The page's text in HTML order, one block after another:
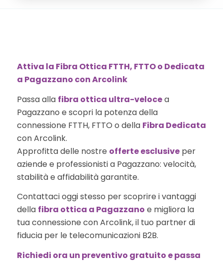
Attiva la Fibra Ottica FTTH, FTTO o Dedicata
a Pagazzano con Arcolink
Passa alla fibra ottica ultra-velocea
Pagazzano e scopri la potenza della
connessione FTTH, FTTO o della Fibra Dedicata
con Arcolink.
Approfitta delle nostre offerte esclusiveper
aziende e professionisti a Pagazzano: velocità,
stabilità e affidabilità garantite.
Contattaci oggi stesso per scoprire i vantaggi
della fibra ottica a Pagazzano e migliora la
tua connessione con Arcolink, il tuo partner di
fiducia per le telecomunicazioni B2B.
Richiedi ora un preventivo gratuito e passa